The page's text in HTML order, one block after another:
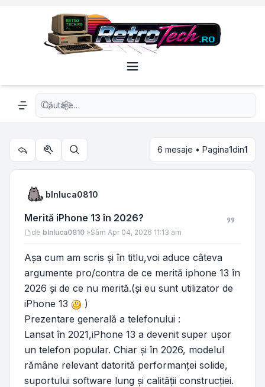
Navigation menu
Căutare avansată
Utilitare subiect
Căutare 6 mesaje • Pagina1din1
blnluca0810
Merită iPhone 13 în 2026?
Mesaj
de blnluca0810 »Sâm Apr 04, 2026 11:13 am
Așa cum am scris și în titlu,voi aduce câteva
argumente pro/contra de ce merită iphone 13 în
2026 și de ce nu merită.(și eu sunt utilizator de
iPhone 13
)
Prezentare generală a telefonului :
Lansat în 2021,iPhone 13 a devenit super ușor
un telefon popular. Chiar și în 2026, modelul
rămâne relevant datorită performanței solide,
suportului software lung și calității construcției.